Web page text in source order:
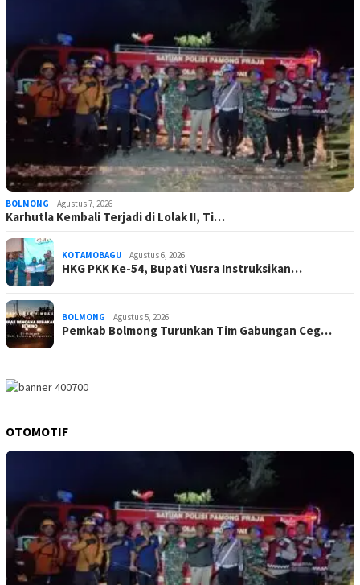
BOLMONG Agustus 7, 2026
Karhutla Kembali Terjadi di Lolak II, Ti…
KOTAMOBAGU Agustus 6, 2026
HKG PKK Ke-54, Bupati Yusra Instruksikan…
BOLMONG Agustus 5, 2026
Pemkab Bolmong Turunkan Tim Gabungan Ceg…
OTOMOTIF